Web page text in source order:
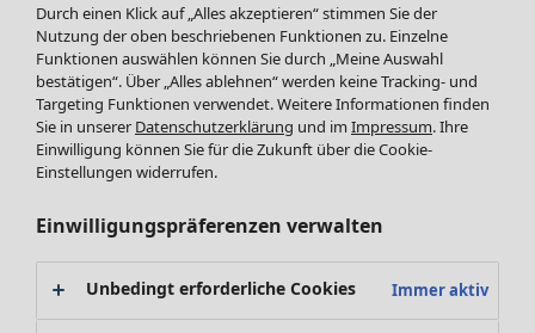
Röcke
Jacken & Mäntel
Leggings /Strumpfhosen
Accessoires
Schuhe
Bademode
SALE Zuhause
Dekoration
Teppiche
Durch einen Klick auf „Alles akzeptieren“ stimmen Sie der
Nutzung der oben beschriebenen Funktionen zu. Einzelne
Funktionen auswählen können Sie durch „Meine Auswahl
bestätigen“. Über „Alles ablehnen“ werden keine Tracking- und
Targeting Funktionen verwendet. Weitere Informationen finden
Sie in unserer Datenschutzerklärung und im Impressum. Ihre
Einwilligung können Sie für die Zukunft über die Cookie-
Einstellungen widerrufen.
Einwilligungspräferenzen verwalten
Unbedingt erforderliche Cookies Immer aktiv